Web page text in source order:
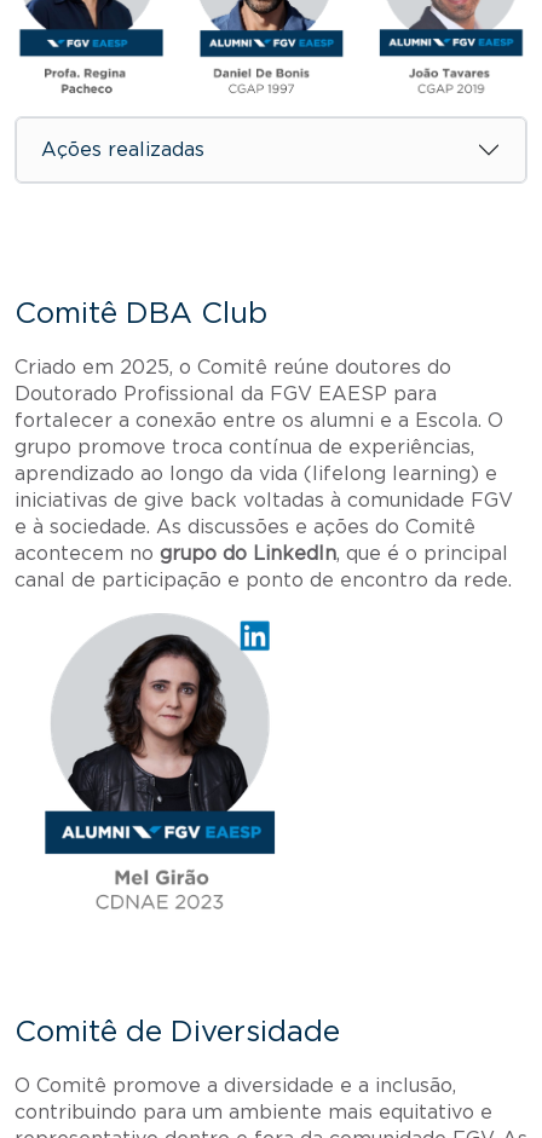
Ações realizadas
Comitê DBA Club
Criado em 2025, o Comitê reúne doutores do
Doutorado Profissional da FGV EAESP para
fortalecer a conexão entre os alumni e a Escola. O
grupo promove troca contínua de experiências,
aprendizado ao longo da vida (lifelong learning) e
iniciativas de give back voltadas à comunidade FGV
e à sociedade. As discussões e ações do Comitê
acontecem no grupo do LinkedIn, que é o principal
canal de participação e ponto de encontro da rede.
Comitê de Diversidade
O Comitê promove a diversidade e a inclusão,
contribuindo para um ambiente mais equitativo e